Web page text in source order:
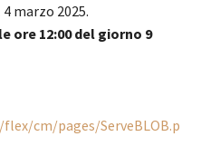
marzo 2025.
ore 12:00 del giorno 9
cm/pages/ServeBLOB.p